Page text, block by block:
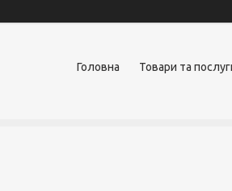
Головна Товари та